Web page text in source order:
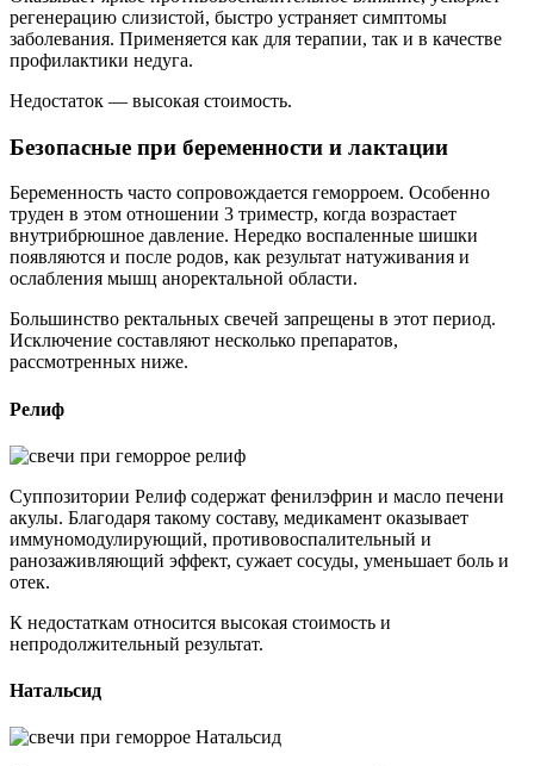
регенерацию слизистой, быстро устраняет симптомы
заболевания. Применяется как для терапии, так и в качестве
профилактики недуга.
Недостаток — высокая стоимость.
Безопасные при беременности и лактации
Беременность часто сопровождается геморроем. Особенно
труден в этом отношении 3 триместр, когда возрастает
внутрибрюшное давление. Нередко воспаленные шишки
появляются и после родов, как результат натуживания и
ослабления мышц аноректальной области.
Большинство ректальных свечей запрещены в этот период.
Исключение составляют несколько препаратов,
рассмотренных ниже.
Релиф
Суппозитории Релиф содержат фенилэфрин и масло печени
акулы. Благодаря такому составу, медикамент оказывает
иммуномодулирующий, противовоспалительный и
ранозаживляющий эффект, сужает сосуды, уменьшает боль и
отек.
К недостаткам относится высокая стоимость и
непродолжительный результат.
Натальсид